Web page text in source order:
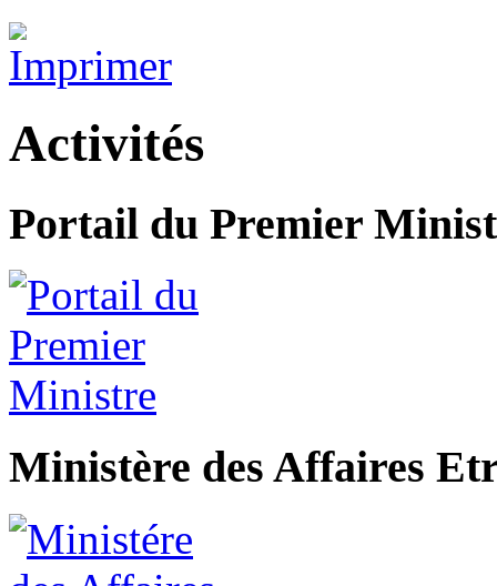
Activités
Portail du Premier
Ministère des Affaires